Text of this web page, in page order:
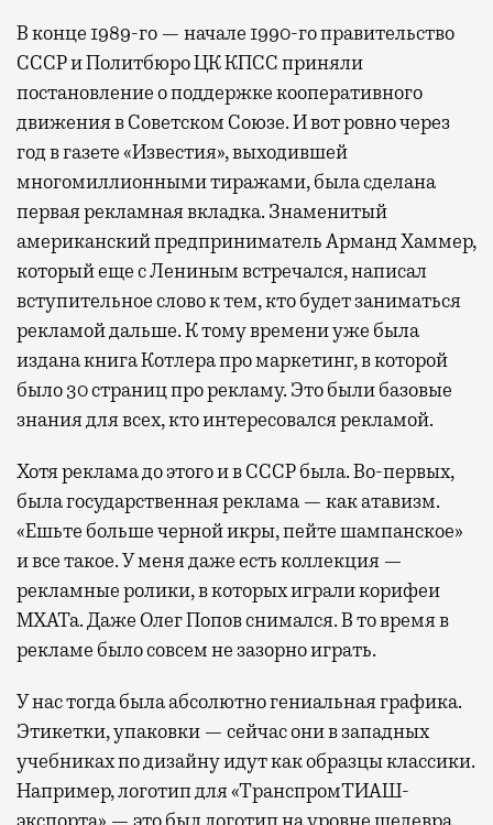
В конце 1989-го — начале 1990-го правительство
СССР и Политбюро ЦК КПСС приняли
постановление о поддержке кооперативного
движения в Советском Союзе. И вот ровно через
год в газете «Известия», выходившей
многомиллионными тиражами, была сделана
первая рекламная вкладка. Знаменитый
американский предприниматель Арманд Хаммер,
который еще с Лениным встречался, написал
вступительное слово к тем, кто будет заниматься
рекламой дальше. К тому времени уже была
издана книга Котлера про маркетинг, в которой
было 30 страниц про рекламу. Это были базовые
знания для всех, кто интересовался рекламой.
Хотя реклама до этого и в СССР была. Во-первых,
была государственная реклама — как атавизм.
«Ешьте больше черной икры, пейте шампанское»
и все такое. У меня даже есть коллекция —
рекламные ролики, в которых играли корифеи
МХАТа. Даже Олег Попов снимался. В то время в
рекламе было совсем не зазорно играть.
У нас тогда была абсолютно гениальная графика.
Этикетки, упаковки — сейчас они в западных
учебниках по дизайну идут как образцы классики.
Например, логотип для «ТранспромТИАШ-